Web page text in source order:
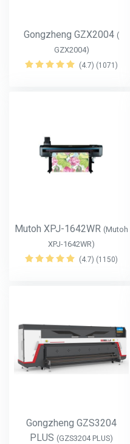
Gongzheng GZX2004 (
GZX2004)
(4.7) (1071)
Mutoh XPJ-1642WR (Mutoh
XPJ-1642WR)
(4.7) (1150)
Gongzheng GZS3204
PLUS (GZS3204 PLUS)